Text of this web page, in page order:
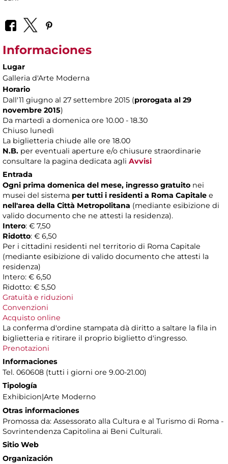
Informaciones
Lugar
Galleria d'Arte Moderna
Horario
Dall'11 giugno al 27 settembre 2015 (prorogata al 29
novembre 2015)
Da martedì a domenica ore 10.00 - 18.30
Chiuso lunedì
La biglietteria chiude alle ore 18.00
N.B. per eventuali aperture e/o chiusure straordinarie
consultare la pagina dedicata agli Avvisi
Entrada
Ogni prima domenica del mese, ingresso gratuito nei
musei del sistema per tutti i residenti a Roma Capitale e
nell'area della Città Metropolitana (mediante esibizione di
valido documento che ne attesti la residenza).
Intero: € 7,50
Ridotto: € 6,50
Per i cittadini residenti nel territorio di Roma Capitale
(mediante esibizione di valido documento che attesti la
residenza)
Intero: € 6,50
Ridotto: € 5,50
Gratuità e riduzioni
Convenzioni
Acquisto online
La conferma d'ordine stampata dà diritto a saltare la fila in
biglietteria e ritirare il proprio biglietto d'ingresso.
Prenotazioni
Informaciones
Tel. 060608 (tutti i giorni ore 9.00-21.00)
Tipología
Exhibicion|Arte Moderno
Otras informaciones
Promossa da: Assessorato alla Cultura e al Turismo di Roma -
Sovrintendenza Capitolina ai Beni Culturali.
Sitio Web
Organización